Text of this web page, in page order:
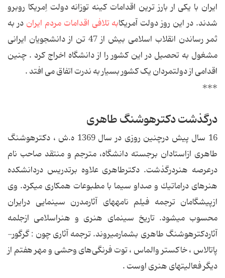
ایران با یکی ار بارز ترین اقدامات كینه توزانه دولت اِمریكا روبرو
شدند. در این روز دولت آمریکابه تلافی اقدامات مردم ایران در به
ثمر رساندن انقلاب اسلامی بیش از 47 تن از دانشجویان ایرانی
مشغول به تحصیل در این کشور را از دانشگاه اخراج کرد . چنین
اقدامی از دولتمردان یک کشور بسیار به ندرت اتفاق می افتد .
***
درگذشت دكترهوشنگ طاهری
16 سال پیش درچنین روزی در سال 1369 ه.ش ، دكترهوشنگ
طاهری ازاستادان برجسته دانشگاه، مترجم و منتقد صاحب نام
درعرصه هنردرگذشت. دكترطاهری علاوه برتدریس دردانشكده
هنرهای دراماتیك و صداو سیما با مطبوعات همكاری می‎كرد. وی
ازپیشگامان ترجمه فیلم نامه‎های آثارمدرن سینمایی درایران
محسوب می‎شود. تاریخ سینمای هنری و هنراسلامی ازجلمه
آثاردكترهوشنگ طاهری بشمارمی‎روند. ترجمه آثاری چون : گرگور-
پاتالاس ، خاکستر والماس ، توت فرنگی‌های وحشی و مهر هفتم از
دیگر فعالیتهای هنری اوست .